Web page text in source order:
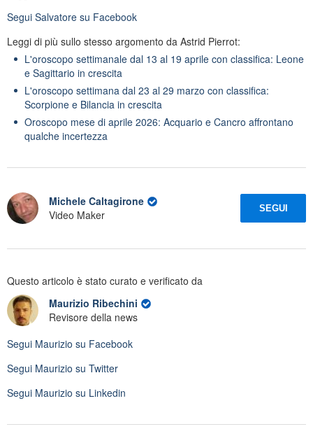
Segui Salvatore su Facebook
Leggi di più sullo stesso argomento da Astrid Pierrot:
L'oroscopo settimanale dal 13 al 19 aprile con classifica: Leone
e Sagittario in crescita
L'oroscopo settimana dal 23 al 29 marzo con classifica:
Scorpione e Bilancia in crescita
Oroscopo mese di aprile 2026: Acquario e Cancro affrontano
qualche incertezza
Michele Caltagirone
Video Maker
SEGUI
Questo articolo è stato curato e verificato da
Maurizio Ribechini
Revisore della news
Segui Maurizio su Facebook
Segui Maurizio su Twitter
Segui Maurizio su Linkedin